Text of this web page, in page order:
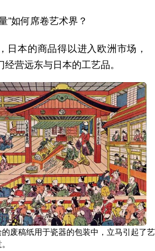
”如何席卷艺术界？
日本的商品得以进入欧洲市场，
营远东与日本的工艺品。
废稿纸用于瓷器的包装中，立马引起了艺